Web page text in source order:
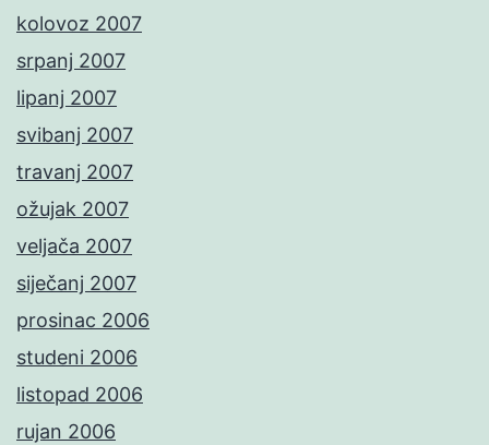
kolovoz 2007
srpanj 2007
lipanj 2007
svibanj 2007
travanj 2007
ožujak 2007
veljača 2007
siječanj 2007
prosinac 2006
studeni 2006
listopad 2006
rujan 2006